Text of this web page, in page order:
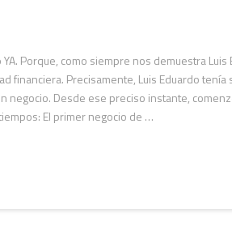
Porque, como siempre nos demuestra
financiera. Precisamente, Luis Eduardo
negocio. Desde ese preciso instante,
El primer negocio de …